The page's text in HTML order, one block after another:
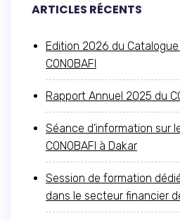
ARTICLES RÉCENTS
Edition 2026 du
CONOBAFI
Rapport Annuel 2025 du
Séance d’information sur
CONOBAFI à Dakar
Session de formation
dans le secteur financier de